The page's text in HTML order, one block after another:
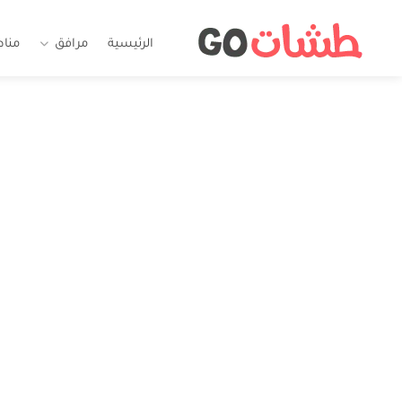
الرئيسية مرافق